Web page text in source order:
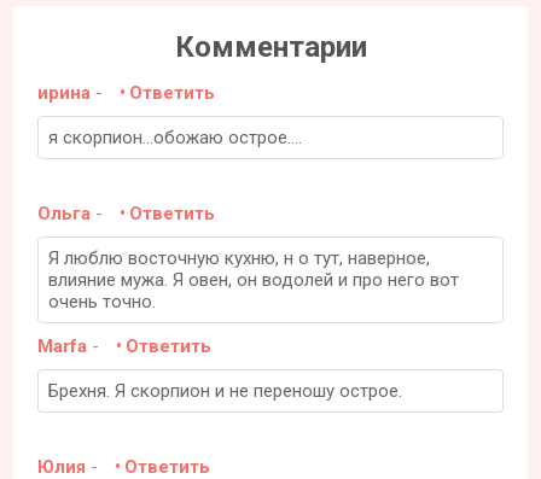
Комментарии
ирина - Ответить
я скорпион...обожаю острое....
Ольга - Ответить
Я люблю восточную кухню, н о тут, наверное,
влияние мужа. Я овен, он водолей и про него вот
очень точно.
Marfa - Ответить
Брехня. Я скорпион и не переношу острое.
Юлия - Ответить